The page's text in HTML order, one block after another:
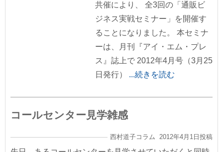
共催により、 全3回の「通販ビ
ジネス実戦セミナー」を開催す
ることになりました。 本セミナ
ーは、月刊『アイ・エム・プレ
ス』誌上で 2012年4月号（3月25
日発行） ...続きを読む
コールセンター見学雑感
西村道子コラム 2012年4月1日投稿